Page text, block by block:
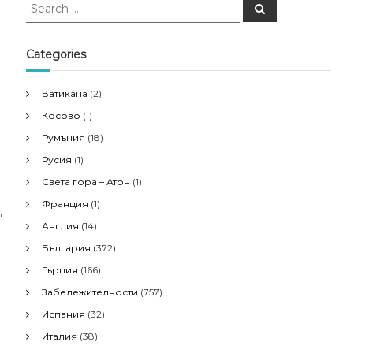
,
r
c
f
o
r
S
e
Categories
Ватикана (2)
Косово (1)
Румъния (18)
Русия (1)
Света гора – Атон (1)
Франция (1)
Англия (14)
България (372)
Гърция (166)
Забележителности (757)
Испания (32)
Италия (38)